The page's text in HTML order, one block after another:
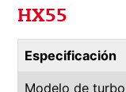
HX55
Especificación
Modelo de turbo